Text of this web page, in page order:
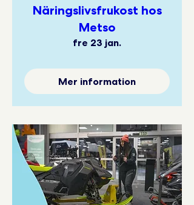
Näringslivsfrukost hos
Metso
fre 23 jan.
Mer information